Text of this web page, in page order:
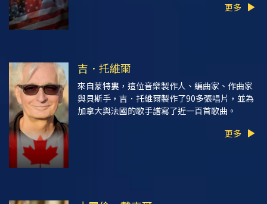
更多
吉．托維爾
來自蒙特婁，這位音樂製作人、編曲家、作曲家
與貝斯手，吉．托維爾製作了90多張唱片，並為
加拿大與法國的歌手譜寫了近一百首歌曲。
更多